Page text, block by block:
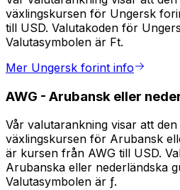
växlingskursen för Ungersk
till USD. Valutakoden för
Valutasymbolen är Ft.
Mer Ungersk forint info
AWG - Arubansk eller
Vår valutarankning visar att
växlingskursen för Arubansk
är kursen från AWG till USD.
Arubanska eller nederländska
Valutasymbolen är ƒ.